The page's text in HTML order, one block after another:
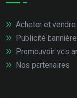
Acheter et vendre
Publicité bannière
Promouvoir vos
Nos partenaires